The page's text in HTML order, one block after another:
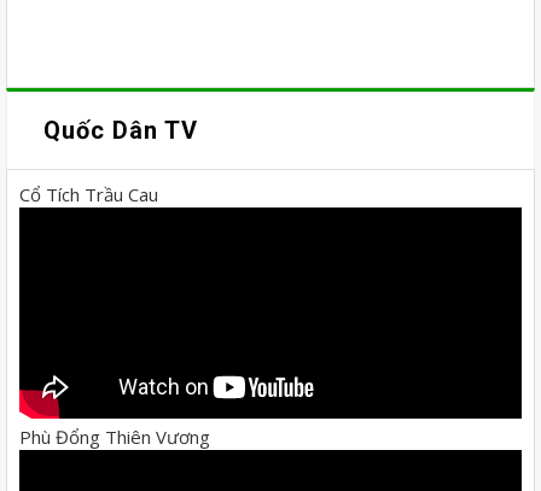
Quốc Dân TV
Cổ Tích Trầu Cau
Phù Đổng Thiên Vương